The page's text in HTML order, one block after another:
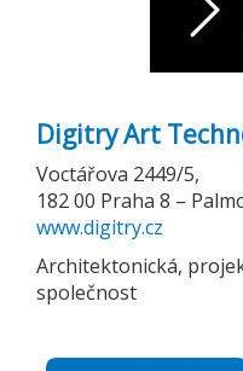
Digitry Art
Voctářova 2449/5,
182 00 Praha 8 –
www.digitry.cz
Architektonická,
společnost